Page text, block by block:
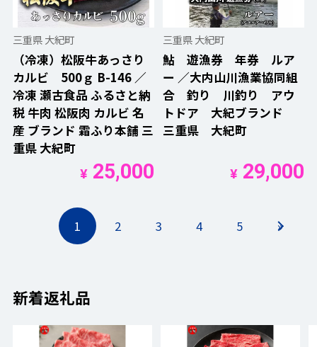
三重県 大紀町
（冷凍）松阪牛あっさり
カルビ 500ｇ B-146 ／
冷凍 瀬古食品 ふるさと納
税 牛肉 松阪肉 カルビ 名
産 ブランド 霜ふり本舗 三
重県 大紀町
¥25,000
三重県 大紀町
鮎 遊漁券 年券 ルア
ー ／大内山川漁業協同組
合 釣り 川釣り アウ
トドア 大紀ブランド
三重県 大紀町
¥29,000
1 2 3 4 5 »
新着返礼品